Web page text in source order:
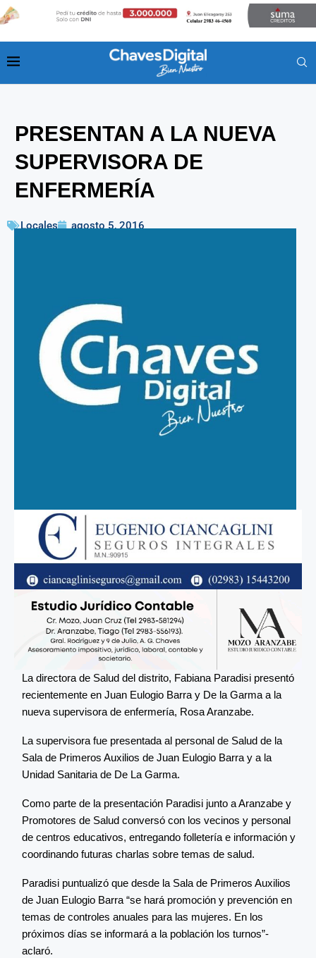
PRESENTAN A LA NUEVA
SUPERVISORA DE
ENFERMERÍA
Locales agosto 5, 2016
La directora de Salud del distrito, Fabiana Paradisi presentó
recientemente en Juan Eulogio Barra y De la Garma a la
nueva supervisora de enfermería, Rosa Aranzabe.
La supervisora fue presentada al personal de Salud de la
Sala de Primeros Auxilios de Juan Eulogio Barra y a la
Unidad Sanitaria de De La Garma.
Como parte de la presentación Paradisi junto a Aranzabe y
Promotores de Salud conversó con los vecinos y personal
de centros educativos, entregando folletería e información y
coordinando futuras charlas sobre temas de salud.
Paradisi puntualizó que desde la Sala de Primeros Auxilios
de Juan Eulogio Barra “se hará promoción y prevención en
temas de controles anuales para las mujeres. En los
próximos días se informará a la población los turnos”-
aclaró.